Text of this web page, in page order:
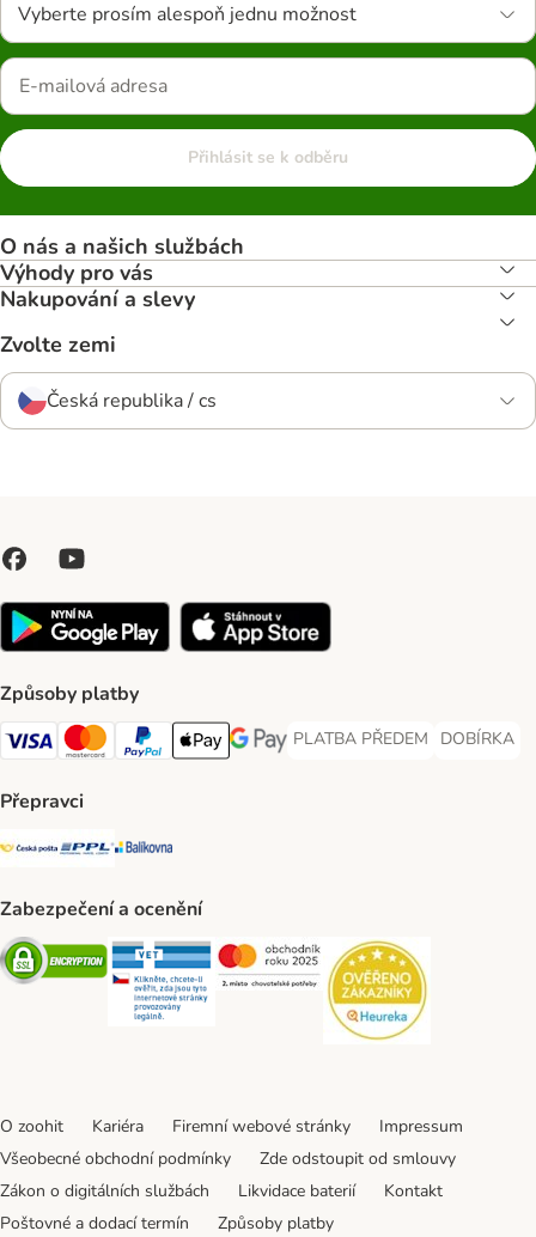
Vyberte prosím alespoň jednu možnost
Přihlásit se k odběru
O nás a našich službách
Výhody pro vás
Nakupování a slevy
Zvolte zemi
Česká republika / cs
Způsoby platby
Visa Payment Method
Mastercard Payment Method
PayPal Payment Method
Apple pay Payment Method
GooglePay Payment Method
PLATBA PŘEDEM
PLATBA PŘEDEM Payment
DOBÍRKA
DOBÍRKA
Přepravci
Česká pošta Shipping Method
PPL Shipping Method
Balíkovna Shipping Method
Zabezpečení a ocenění
Security Security Security
O zoohit Kariéra Firemní webové stránky
Impressum
Všeobecné obchodní podmínky
Zde odstoupit od smlouvy
Zákon o digitálních službách
Likvidace baterií
Kontakt
Poštovné a dodací termín
Způsoby platby